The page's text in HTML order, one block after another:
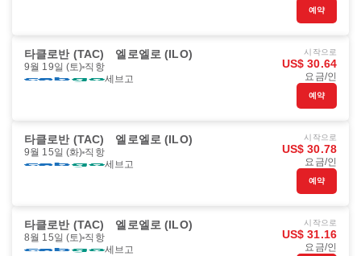
예약
타클로반 (TAC) 엘로엘로 (ILO)
9월 19일 (토) 직항
세브고
시작으로
US$ 30.64
요금/인
예약
타클로반 (TAC) 엘로엘로 (ILO)
9월 15일 (화) 직항
세브고
시작으로
US$ 30.78
요금/인
예약
타클로반 (TAC) 엘로엘로 (ILO)
8월 15일 (토) 직항
세브고
시작으로
US$ 31.16
요금/인